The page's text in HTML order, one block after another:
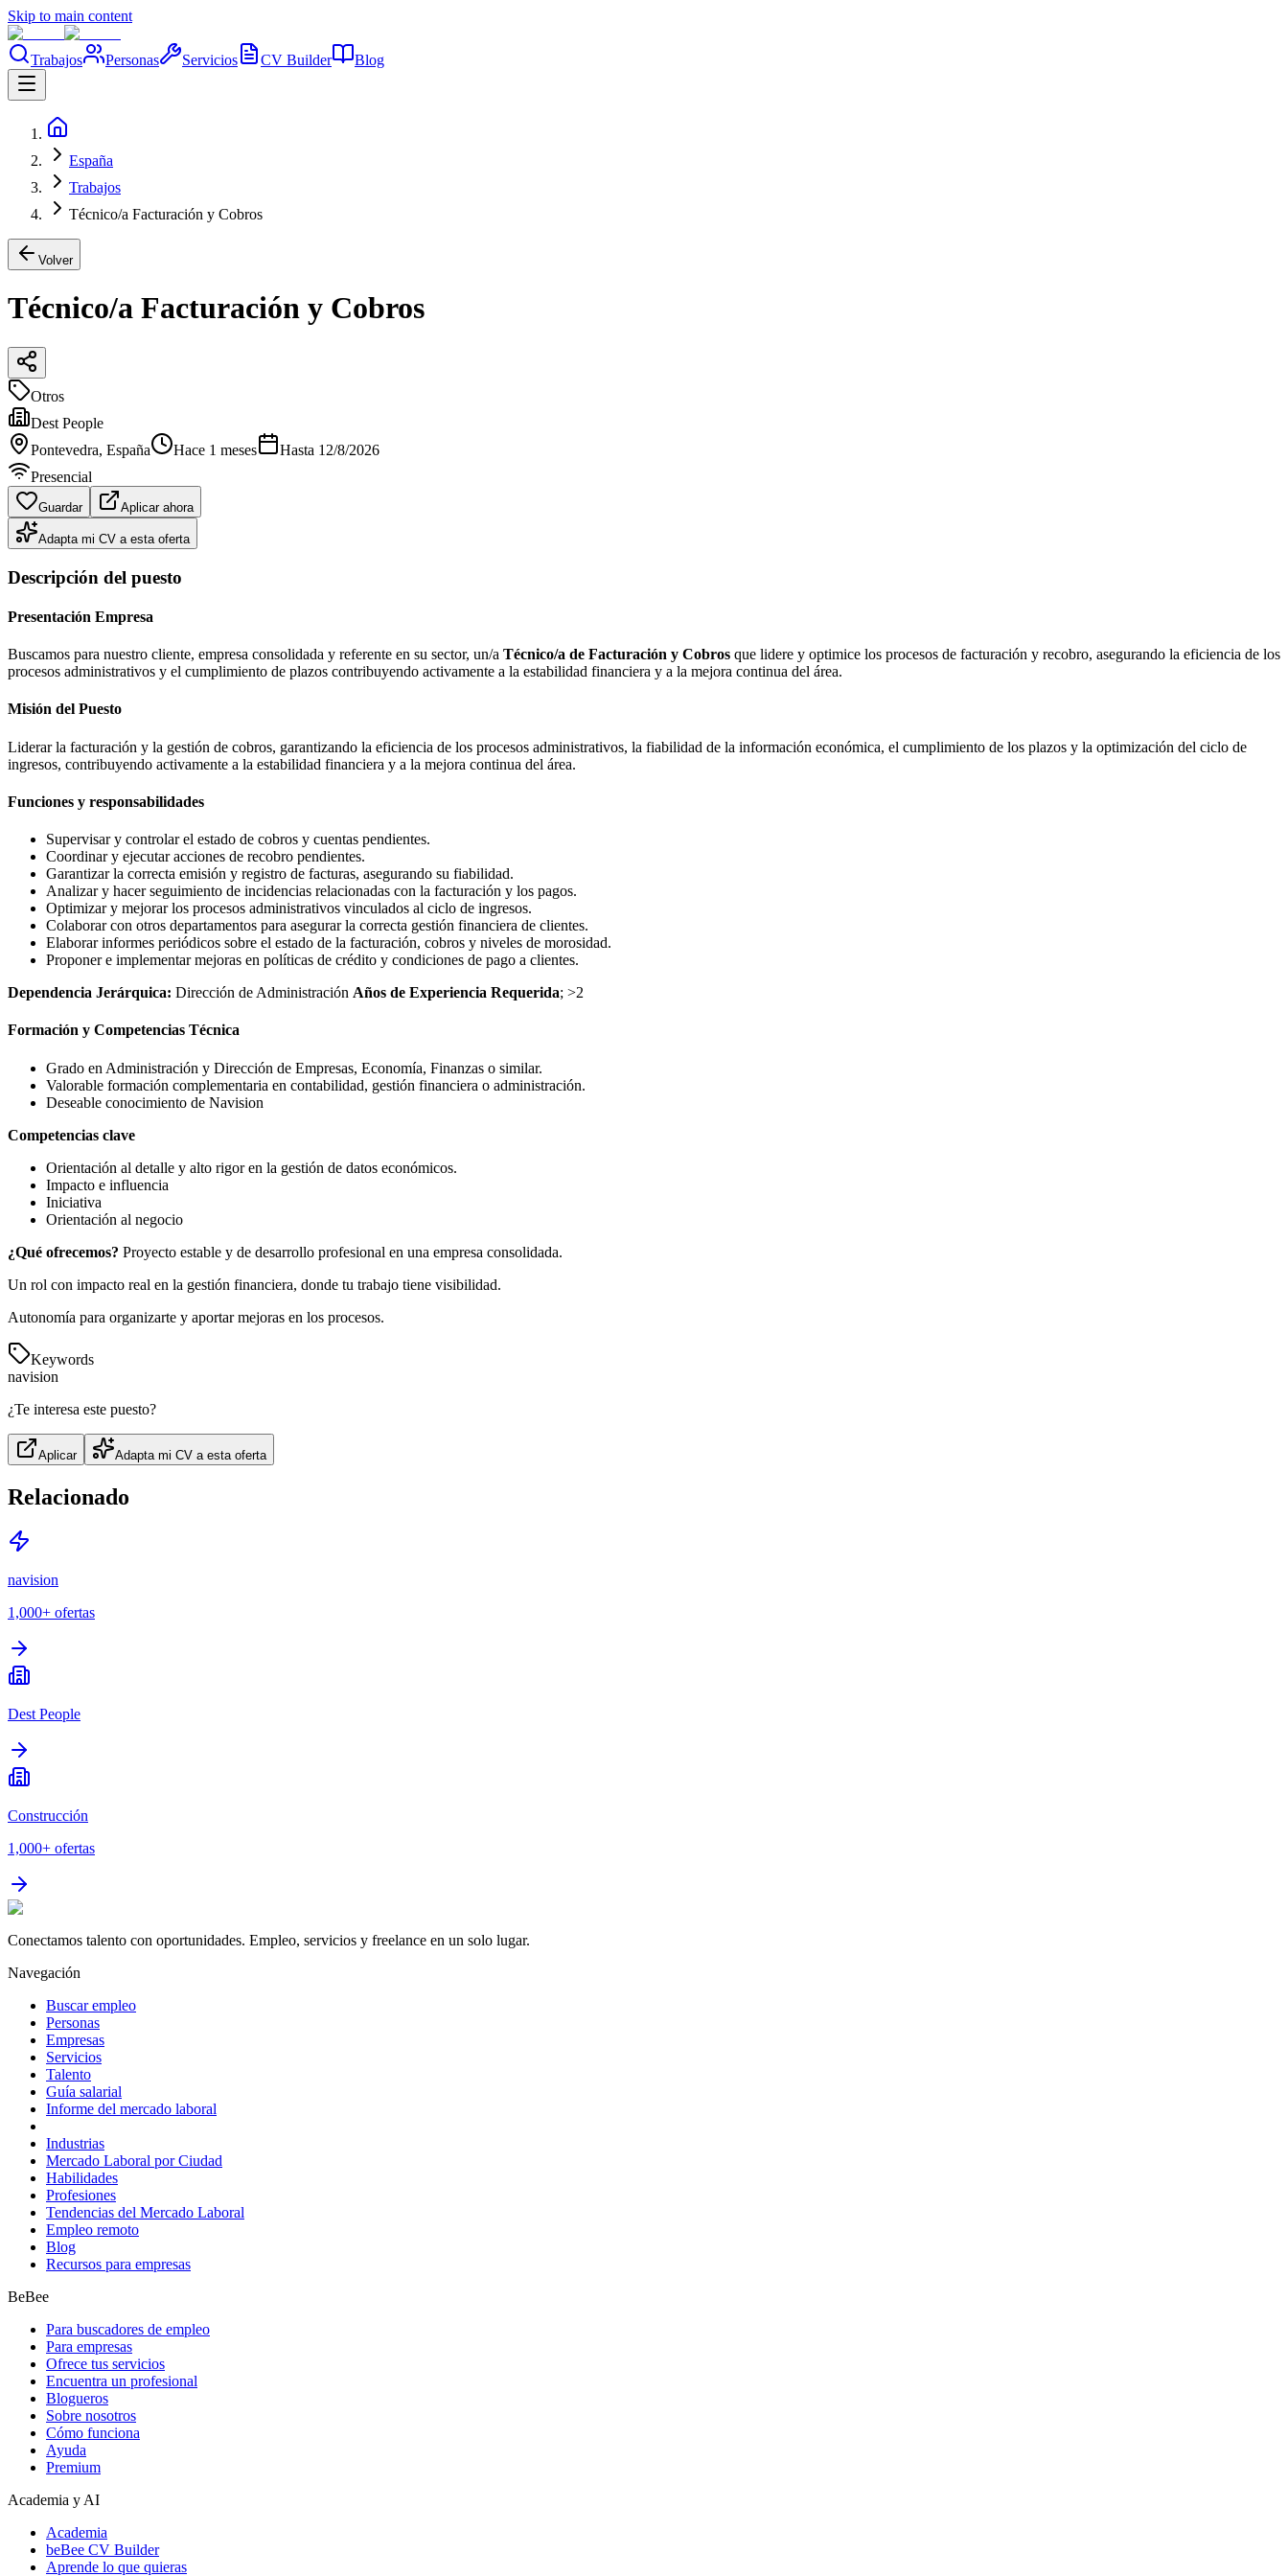
Skip to main content
Trabajos Personas Servicios CV Builder Blog
España
Trabajos
Técnico/a Facturación y Cobros
Volver
Técnico/a Facturación y Cobros
Otros
Dest People
Pontevedra, España Hace 1 meses Hasta 12/8/2026
Presencial
Guardar Aplicar ahora
Adapta mi CV a esta oferta
Descripción del puesto
Presentación Empresa
Buscamos para nuestro cliente, empresa consolidada y referente en su sector, un/a Técnico/a de Facturación y Cobros que lidere y optimice los procesos de facturación y recobro, asegurando la eficiencia de los
procesos administrativos y el cumplimiento de plazos contribuyendo activamente a la estabilidad financiera y a la mejora continua del área.
Misión del Puesto
Liderar la facturación y la gestión de cobros, garantizando la eficiencia de los procesos administrativos, la fiabilidad de la información económica, el cumplimiento de los plazos y la optimización del ciclo de
ingresos, contribuyendo activamente a la estabilidad financiera y a la mejora continua del área.
Funciones y responsabilidades
Supervisar y controlar el estado de cobros y cuentas pendientes.
Coordinar y ejecutar acciones de recobro pendientes.
Garantizar la correcta emisión y registro de facturas, asegurando su fiabilidad.
Analizar y hacer seguimiento de incidencias relacionadas con la facturación y los pagos.
Optimizar y mejorar los procesos administrativos vinculados al ciclo de ingresos.
Colaborar con otros departamentos para asegurar la correcta gestión financiera de clientes.
Elaborar informes periódicos sobre el estado de la facturación, cobros y niveles de morosidad.
Proponer e implementar mejoras en políticas de crédito y condiciones de pago a clientes.
Dependencia Jerárquica: Dirección de Administración Años de Experiencia Requerida; >2
Formación y Competencias Técnica
Grado en Administración y Dirección de Empresas, Economía, Finanzas o similar.
Valorable formación complementaria en contabilidad, gestión financiera o administración.
Deseable conocimiento de Navision
Competencias clave
Orientación al detalle y alto rigor en la gestión de datos económicos.
Impacto e influencia
Iniciativa
Orientación al negocio
¿Qué ofrecemos? Proyecto estable y de desarrollo profesional en una empresa consolidada.
Un rol con impacto real en la gestión financiera, donde tu trabajo tiene visibilidad.
Autonomía para organizarte y aportar mejoras en los procesos.
Keywords
navision
¿Te interesa este puesto?
Aplicar Adapta mi CV a esta oferta
Relacionado
navision
1,000+ ofertas
Dest People
Construcción
1,000+ ofertas
Conectamos talento con oportunidades. Empleo, servicios y freelance en un solo lugar.
Navegación
Buscar empleo
Personas
Empresas
Servicios
Talento
Guía salarial
Informe del mercado laboral
Industrias
Mercado Laboral por Ciudad
Habilidades
Profesiones
Tendencias del Mercado Laboral
Empleo remoto
Blog
Recursos para empresas
BeBee
Para buscadores de empleo
Para empresas
Ofrece tus servicios
Encuentra un profesional
Blogueros
Sobre nosotros
Cómo funciona
Ayuda
Premium
Academia y AI
Academia
beBee CV Builder
Aprende lo que quieras